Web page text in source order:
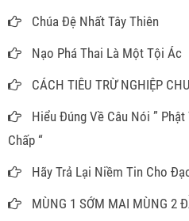
Chúa Đệ Nhất Tây Thiên
Nạo Phá Thai Là Một Tội Ác
CÁCH TIÊU TRỪ NGHIỆP
Hiểu Đúng Về Câu Nói ”
Chấp “
Hãy Trả Lại Niềm Tin Cho
MÙNG 1 SỚM MAI MÙNG 2